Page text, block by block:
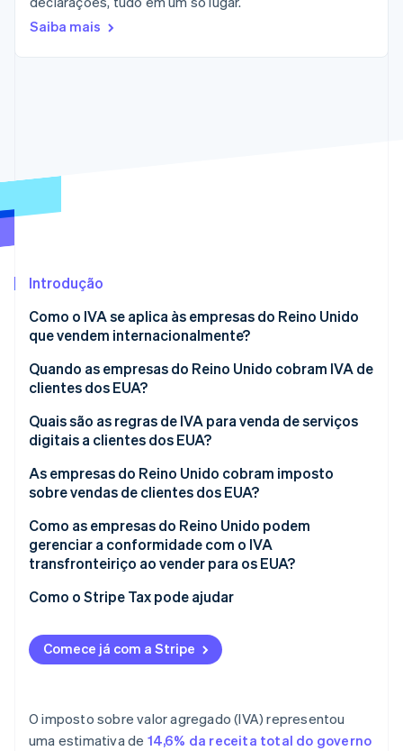
Saiba mais
Introdução
Como o IVA se aplica às empresas do Reino Unido
que vendem internacionalmente?
Quando as empresas do Reino Unido cobram IVA de
clientes dos EUA?
Envio de bens físicos
Prestação de serviços a empresas dos EUA (B2B)
Prestação de serviços a clientes dos EUA (B2C)
Quais são as regras de IVA para venda de serviços
digitais a clientes dos EUA?
As empresas do Reino Unido cobram imposto
sobre vendas de clientes dos EUA?
Como as empresas do Reino Unido podem
gerenciar a conformidade com o IVA
transfronteiriço ao vender para os EUA?
Como o Stripe Tax pode ajudar
Comece já com a Stripe
O imposto sobre valor agregado (IVA) representou
uma estimativa de 14,6% da receita total do governo